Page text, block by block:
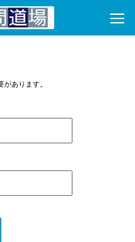
あります。